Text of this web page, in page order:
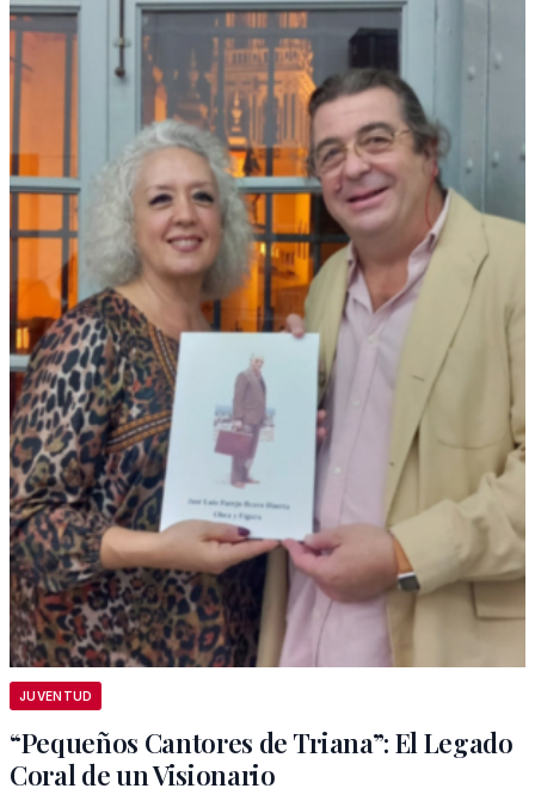
JUVENTUD
“Pequeños Cantores de Triana”: El Legado
Coral de un Visionario